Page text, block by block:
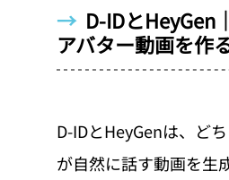
→ D-IDとHeyGen
アバター動画を作
D-IDとHeyGenは、ど
が自然に話す動画を生